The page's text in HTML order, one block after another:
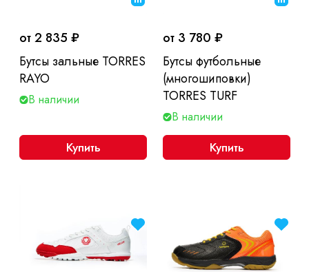
от 2 835 ₽
Бутсы зальные TORRES
RAYO
В наличии
Купить
от 3 780 ₽
Бутсы футбольные
(многошиповки)
TORRES TURF
В наличии
Купить